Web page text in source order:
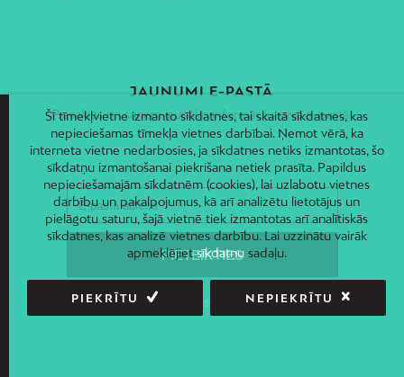
JAUNUMI E-PASTĀ
Piesakies un saņem jaunāko informāciju savā e-pastā!
Šī tīmekļvietne izmanto sīkdatnes, tai skaitā sīkdatnes, kas
nepieciešamas tīmekļa vietnes darbībai. Ņemot vērā, ka
interneta vietne nedarbosies, ja sīkdatnes netiks izmantotas, šo
sīkdatņu izmantošanai piekrišana netiek prasīta. Papildus
nepieciešamajām sīkdatnēm (cookies), lai uzlabotu vietnes
darbību un pakalpojumus, kā arī analizētu lietotājus un
pielāgotu saturu, šajā vietnē tiek izmantotas arī analītiskās
sīkdatnes, kas analizē vietnes darbību. Lai uzzinātu vairāk
apmeklējietsīkdatņusadaļu.
PIEKRĪTU NEPIEKRĪTU